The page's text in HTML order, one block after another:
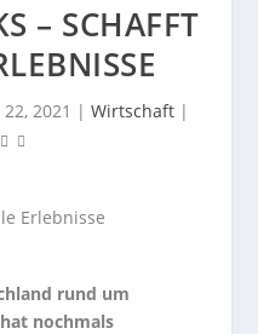
– SCHAFFT
2021 | Wirtschaft|
rund um
nochmals